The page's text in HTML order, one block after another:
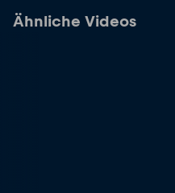
Ähnliche Videos